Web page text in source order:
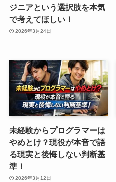
ジニアという選択肢を本気
で考えてほしい！
2026年3月24日
未経験からプログラマーは
やめとけ？現役が本音で語
る現実と後悔しない判断基
準！
2026年3月12日